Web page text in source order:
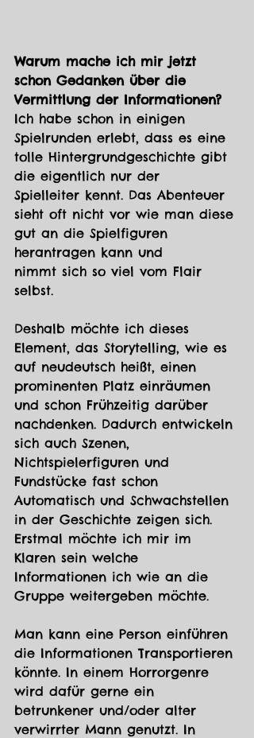
Warum mache ich mir jetzt
schon Gedanken über die
Vermittlung der Informationen?
Ich habe schon in einigen
Spielrunden erlebt, dass es eine
tolle Hintergrundgeschichte gibt
die eigentlich nur der
Spielleiter kennt. Das Abenteuer
sieht oft nicht vor wie man diese
gut an die Spielfiguren
herantragen kann und
nimmt sich so viel vom Flair
selbst.
Deshalb möchte ich dieses
Element, das Storytelling, wie es
auf neudeutsch heißt, einen
prominenten Platz einräumen
und schon Frühzeitig darüber
nachdenken. Dadurch entwickeln
sich auch Szenen,
Nichtspielerfiguren und
Fundstücke fast schon
Automatisch und Schwachstellen
in der Geschichte zeigen sich.
Erstmal möchte ich mir im
Klaren sein welche
Informationen ich wie an die
Gruppe weitergeben möchte.
Man kann eine Person einführen
die Informationen Transportieren
könnte. In einem Horrorgenre
wird dafür gerne ein
betrunkener und/oder alter
verwirrter Mann genutzt. In